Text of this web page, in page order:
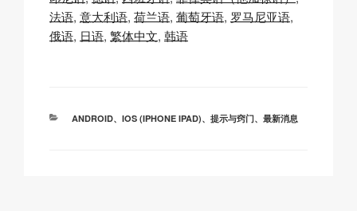
y
Li
e
b
k
s
A
p
法语 意大利语 荷兰语 葡萄牙语 罗马尼亚语
俄语 日语 繁体中文 韩语
分
ANDROID、 IOS (IPHONE IPAD)、 提示与窍门、 最新消息